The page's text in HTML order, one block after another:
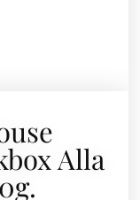
Alla